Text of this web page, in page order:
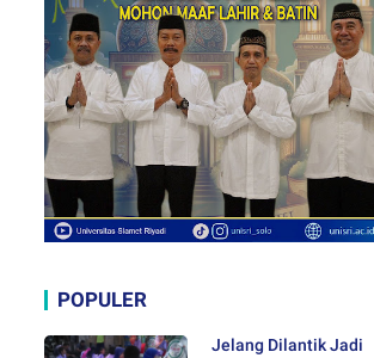
POPULER
Jelang Dilantik Jadi